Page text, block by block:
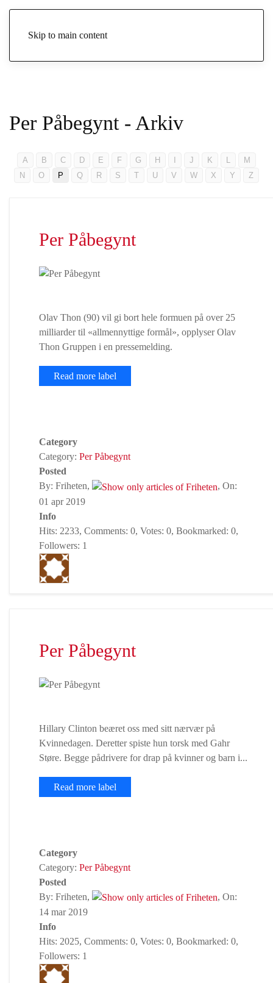
Skip to main content
Per Påbegynt - Arkiv
A B C D E F G H J K L
M
N
O P Q R S T U V W X Y Z
Per Påbegynt
Olav Thon (90) vil gi bort hele formuen på over 25
milliarder til «allmennyttige formål», opplyser Olav
Thon Gruppen i en pressemelding.
Read more label
Category
Category: Per Påbegynt
Posted
By: Friheten,
, On:
01 apr 2019
Info
Hits: 2233, Comments: 0, Votes: 0, Bookmarked: 0,
Followers: 1
Per Påbegynt
Hillary Clinton beæret oss med sitt nærvær på
Kvinnedagen. Deretter spiste hun torsk med Gahr
Støre. Begge pådrivere for drap på kvinner og barn i...
Read more label
Category
Category: Per Påbegynt
Posted
By: Friheten,
, On:
14 mar 2019
Info
Hits: 2025, Comments: 0, Votes: 0, Bookmarked: 0,
Followers: 1